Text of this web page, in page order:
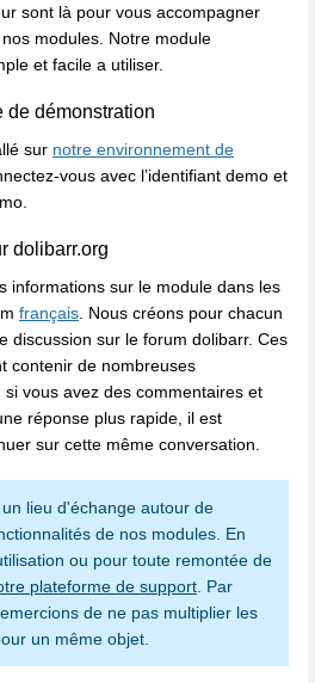
sont là pour vous accompagner
modules. Notre module
et facile a utiliser.
de démonstration
sur notre environnement de
vous avec l’identifiant demo et
dolibarr.org
informations sur le module dans les
français . Nous créons pour chacun
discussion sur le forum dolibarr. Ces
contenir de nombreuses
si vous avez des commentaires et
réponse plus rapide, il est
sur cette même conversation.
lieu d'échange autour de
de nos modules. En
ou pour toute remontée de
plateforme de support . Par
de ne pas multiplier les
un même objet.